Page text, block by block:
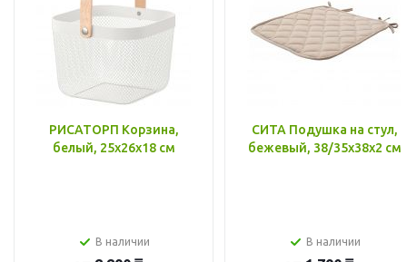
РИСАТОРП Корзина,
белый, 25x26x18 см
В наличии
СИТА Подушка на стул,
бежевый, 38/35x38x2 см
В наличии